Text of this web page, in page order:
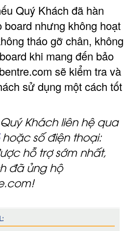
Quý Khách đã hàn
board nhưng không hoạt
tháo gỡ chân, không
khi mang đến bảo
sẽ kiểm tra và
sử dụng một cách tốt
Khách liên hệ qua
hoặc số điện thoại:
hỗ trợ sớm nhất,
đã ủng hộ